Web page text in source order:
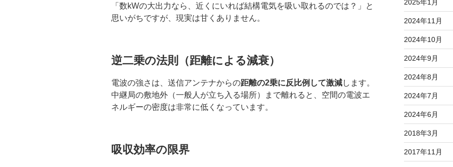
「数kWの大出力なら、近くにいれば結構電気を吸い取れるのでは？」と
思いがちですが、現実は甘くありません。
逆二乗の法則（距離による減衰）
電波の強さは、送信アンテナからの距離の2乗に反比例して激減します。
中継局の敷地外（一般人が立ち入る場所）まで離れると、空間の電波エ
ネルギーの密度は非常に低くなっています。
吸収効率の限界
2025年1月
2024年11月
2024年10月
2024年9月
2024年8月
2024年7月
2024年6月
2018年3月
2017年11月